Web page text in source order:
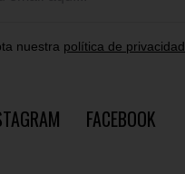
nuestra política de privacidad
FACEBOOK